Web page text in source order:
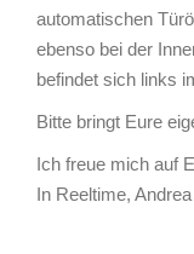
automatischen
ebenso bei der
befindet sich links
Bitte bringt Eure
Ich freue mich auf
In Reeltime, Andrea